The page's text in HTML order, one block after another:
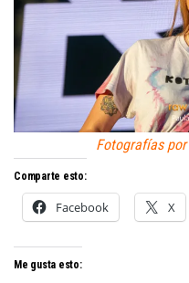
Fotografías por
Comparte esto:
Facebook X
Me gusta esto: